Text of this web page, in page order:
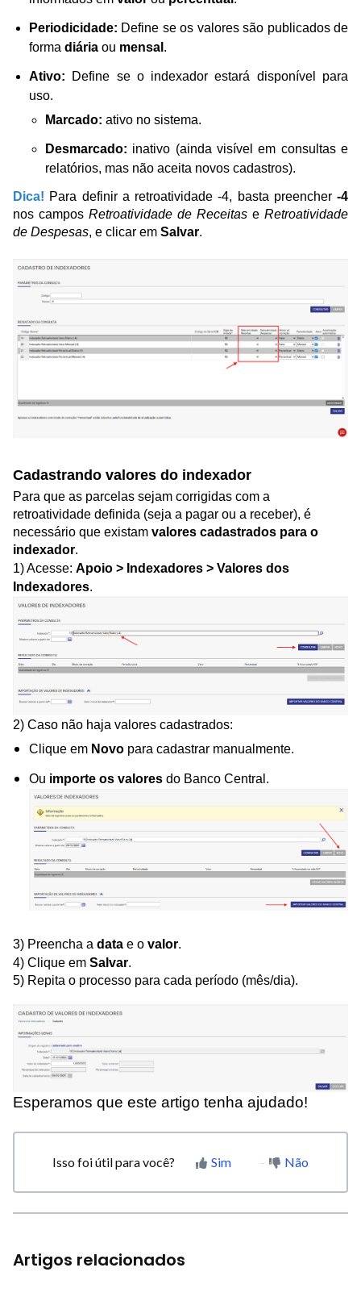
Periodicidade: Define se os valores são publicados de
forma diária ou mensal .
Ativo: Define se o indexador estará disponível para
uso.
Marcado: ativo no sistema.
Desmarcado: inativo (ainda visível em consultas e
relatórios, mas não aceita novos cadastros).
Dica! Para definir a retroatividade -4, basta preencher -4
nos campos Retroatividade de Receitas e Retroatividade
de Despesas, e clicar em Salvar.
Cadastrando valores do indexador
Para que as parcelas sejam corrigidas com a
retroatividade definida (seja a pagar ou a receber), é
necessário que existam valores cadastrados para o
indexador.
1) Acesse: Apoio > Indexadores > Valores dos
Indexadores.
2) Caso não haja valores cadastrados:
Clique em Novo para cadastrar manualmente.
Ou importe os valores do Banco Central.
3) Preencha a data e o valor.
4) Clique em Salvar.
5) Repita o processo para cada período (mês/dia).
Esperamos que este artigo tenha ajudado!
Isso foi útil para você? Sim Não
Artigos relacionados